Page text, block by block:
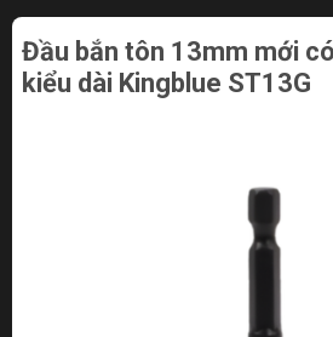
Đầu bắn tôn 13mm mới
kiểu dài Kingblue ST13G